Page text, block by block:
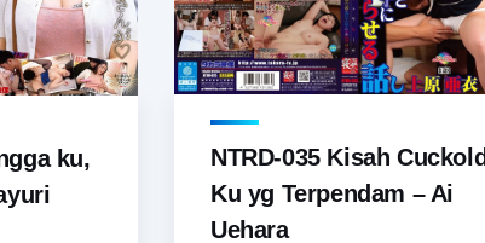
ku,
NTRD-035 Kisah Cuckold
Ku yg Terpendam – Ai
Uehara